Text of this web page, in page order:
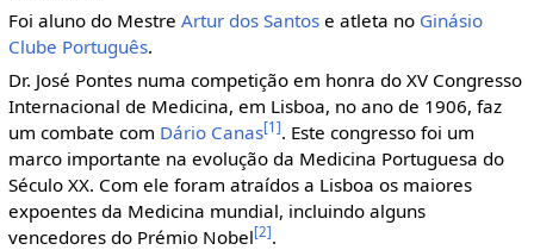
Foi aluno do Mestre Artur dos Santose atleta no Ginásio
Clube Português.
Dr. José Pontes numa competição em honra do XV Congresso
Internacional de Medicina, em Lisboa, no ano de 1906, faz
um combate com Dário Canas[1]. Este congresso foi um
marco importante na evolução da Medicina Portuguesa do
Século XX. Com ele foram atraídos a Lisboa os maiores
expoentes da Medicina mundial, incluindo alguns
vencedores do Prémio Nobel[2].